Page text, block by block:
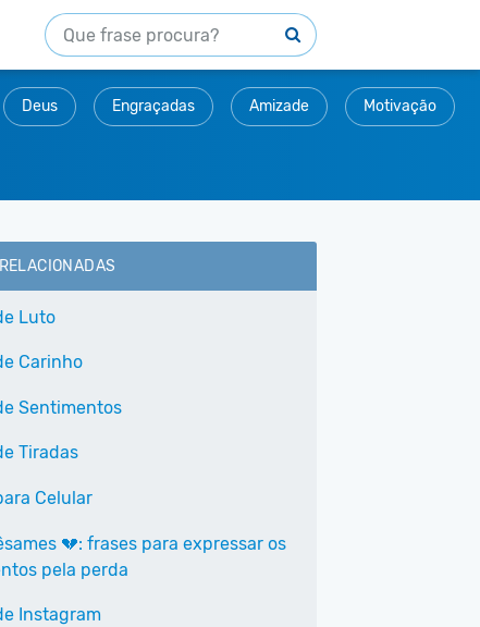
Deus Engraçadas Amizade Motivação
Luto
Carinho
Sentimentos
Tiradas
Celular
💔: frases para expressar os
pela perda
Instagram